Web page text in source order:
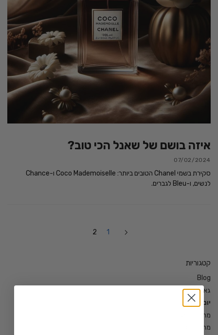
איזה בושם של שאנל הכי טוב?
07/02/2024
סקירת בשמי Chanel הטובים ביותר: Coco Mademoiselle ו-Chance
לנשים, ו-Bleu לגברים.
1
2
קטגוריות
Blog
גאדג'טים
יום האהבה
מתנות גיוס
מתנות זולות